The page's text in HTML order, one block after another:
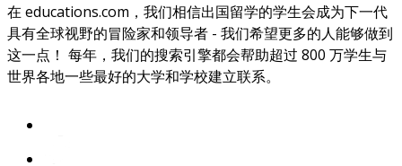
在 educations.com，我们相信出国留学的学生会成为下一代
具有全球视野的冒险家和领导者 - 我们希望更多的人能够做到
这一点！ 每年，我们的搜索引擎都会帮助超过 800 万学生与
世界各地一些最好的大学和学校建立联系。